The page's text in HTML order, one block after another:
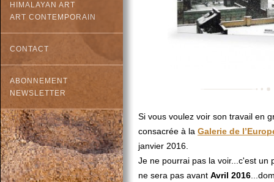
HIMALAYAN ART
ART CONTEMPORAIN
CONTACT
ABONNEMENT
NEWSLETTER
Si vous voulez voir son travail en
consacrée à la Galerie de
janvier 2016.
Je ne pourrai pas la voir...c'est un
ne sera pas avant Avril 2016